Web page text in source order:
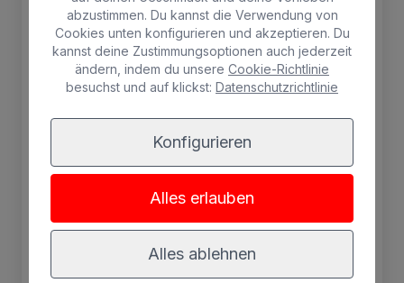
Doppelzimmer auf der oberen
Etage
Zimmer in der obersten Etage, zwei Betten,
Klimaanlage, Kühlschrank, Mietsafe,
Schreibtisch, Dusche oder Badewanne und
Kühlschrank.
Kühlschrank
abzustimmen. Du kannst die Verwendung von
Cookies unten konfigurieren und akzeptieren. Du
kannst deine Zustimmungsoptionen auch jederzeit
ändern, indem du unsere Cookie-Richtlinie
besuchst und auf klickst: Datenschutzrichtlinie
Konfigurieren
Alles erlauben
Alles ablehnen